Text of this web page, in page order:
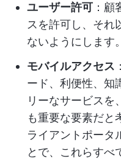
ユーザー許可 ：
スを許可し、それ
ないようにします。
モバイルアクセス ：
ード、利便性、知
リーなサービスを
も重要な要素だと
ライアントポータ
とで、これらすべ